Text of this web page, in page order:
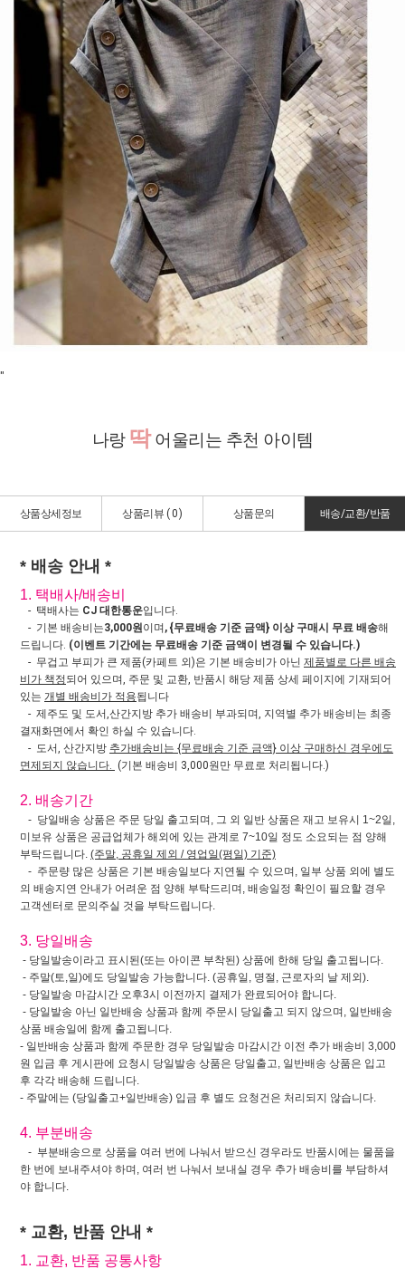
"
나랑 딱어울리는 추천 아이템
상품상세정보 상품리뷰 ( 0) 상품문의 배송/교환/반품
* 배송 안내 *
1. 택배사/배송비
- 택배사는 CJ 대한통운입니다.
- 기본 배송비는3,000원이며 , {무료배송 기준 금액} 이상 구매시 무료 배송해
드립니다. (이벤트 기간에는 무료배송 기준 금액이 변경될 수 있습니다.)
- 무겁고 부피가 큰 제품(카페트 외)은 기본 배송비가 아닌 제품별로 다른 배송
비가 책정되어 있으며, 주문 및 교환, 반품시 해당 제품 상세 페이지에 기재되어
있는 개별 배송비가 적용됩니다
- 제주도 및 도서,산간지방 추가 배송비 부과되며, 지역별 추가 배송비는 최종
결재화면에서 확인 하실 수 있습니다.
- 도서, 산간지방 추가배송비는 {무료배송 기준 금액} 이상 구매하신 경우에도
면제되지 않습니다. (기본 배송비 3,000원만 무료로 처리됩니다.)
2. 배송기간
- 당일배송 상품은 주문 당일 출고되며, 그 외 일반 상품은 재고 보유시 1~2일,
미보유 상품은 공급업체가 해외에 있는 관계로 7~10일 정도 소요되는 점 양해
부탁드립니다. (주말, 공휴일 제외 / 영업일(평일) 기준)
- 주문량 많은 상품은 기본 배송일보다 지연될 수 있으며, 일부 상품 외에 별도
의 배송지연 안내가 어려운 점 양해 부탁드리며, 배송일정 확인이 필요할 경우
고객센터로 문의주실 것을 부탁드립니다.
3. 당일배송
- 당일발송이라고 표시된(또는 아이콘 부착된) 상품에 한해 당일 출고됩니다.
- 주말(토,일)에도 당일발송 가능합니다. (공휴일, 명절, 근로자의 날 제외).
- 당일발송 마감시간 오후3시 이전까지 결제가 완료되어야 합니다.
- 당일발송 아닌 일반배송 상품과 함께 주문시 당일출고 되지 않으며, 일반배송
상품 배송일에 함께 출고됩니다.
- 일반배송 상품과 함께 주문한 경우 당일발송 마감시간 이전 추가 배송비 3,000
원 입금 후 게시판에 요청시 당일발송 상품은 당일출고, 일반배송 상품은 입고
후 각각 배송해 드립니다.
- 주말에는 (당일출고+일반배송) 입금 후 별도 요청건은 처리되지 않습니다.
4. 부분배송
- 부분배송으로 상품을 여러 번에 나눠서 받으신 경우라도 반품시에는 물품을
한 번에 보내주셔야 하며, 여러 번 나눠서 보내실 경우 추가 배송비를 부담하셔
야 합니다.
* 교환, 반품 안내 *
1. 교환, 반품 공통사항